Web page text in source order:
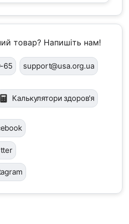
товар? Напишіть нам!
65 support@usa.org.ua
Калькулятори здоров'я